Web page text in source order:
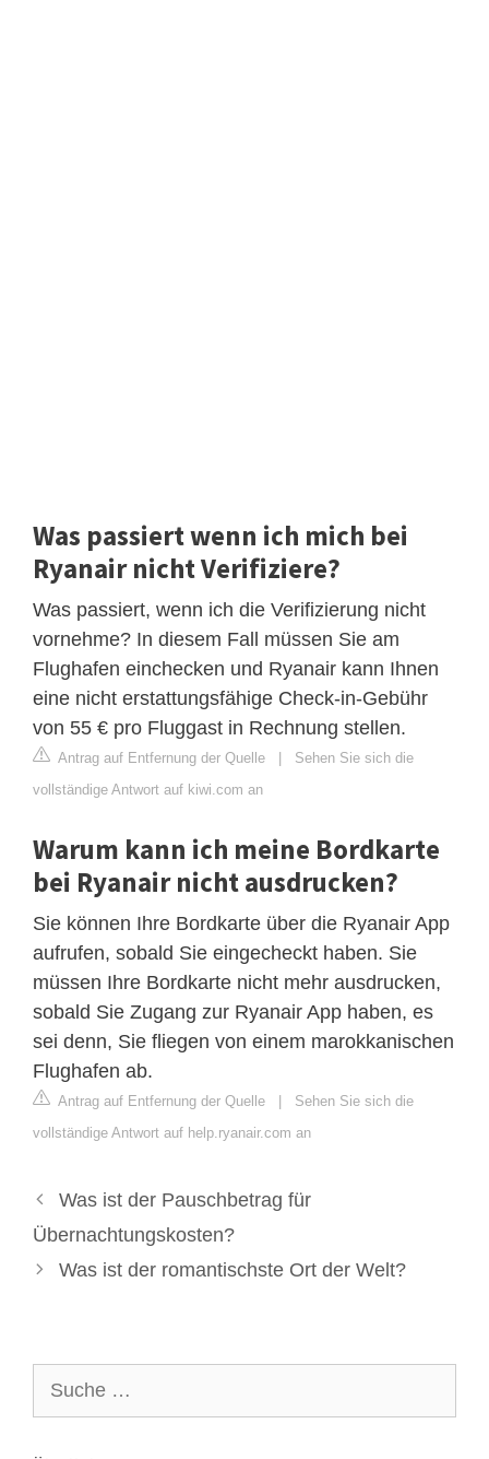
Was passiert wenn ich mich bei
Ryanair nicht Verifiziere?
Was passiert, wenn ich die Verifizierung nicht
vornehme? In diesem Fall müssen Sie am
Flughafen einchecken und Ryanair kann Ihnen
eine nicht erstattungsfähige Check-in-Gebühr
von 55 € pro Fluggast in Rechnung stellen.
Antrag auf Entfernung der Quelle | Sehen Sie sich die
vollständige Antwort auf kiwi.com an
Warum kann ich meine Bordkarte
bei Ryanair nicht ausdrucken?
Sie können Ihre Bordkarte über die Ryanair App
aufrufen, sobald Sie eingecheckt haben. Sie
müssen Ihre Bordkarte nicht mehr ausdrucken,
sobald Sie Zugang zur Ryanair App haben, es
sei denn, Sie fliegen von einem marokkanischen
Flughafen ab.
Antrag auf Entfernung der Quelle | Sehen Sie sich die
vollständige Antwort auf help.ryanair.com an
Was ist der Pauschbetrag für
Übernachtungskosten?
Was ist der romantischste Ort der Welt?
nach: